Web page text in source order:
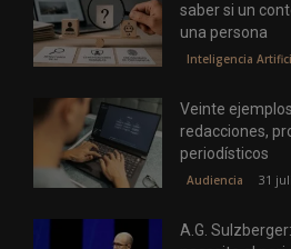
saber si un
una persona
Inteligencia
Veinte
redacciones,
periodísticos
Audiencia 31
A.G.